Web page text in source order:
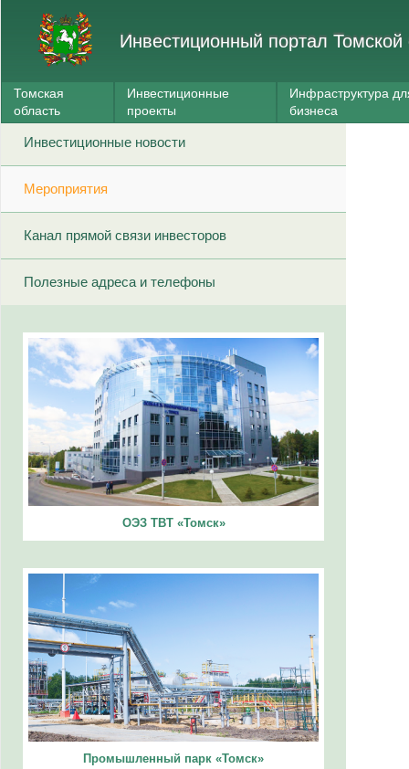
Инвестиционный портал Томской
Томская
область
Инвестиционные
проекты
Инфраструктура
бизнеса
Инвестиционные новости
Мероприятия
Канал прямой связи инвесторов
Полезные адреса и телефоны
ОЭЗ ТВТ «Томск»
Промышленный парк «Томск»